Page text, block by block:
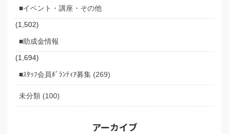
■イベント・講座・その他
(1,502)
■助成金情報
(1,694)
■ｽﾀｯﾌ会員ﾎﾞﾗﾝﾃｨｱ募集 (269)
未分類 (100)
アーカイブ